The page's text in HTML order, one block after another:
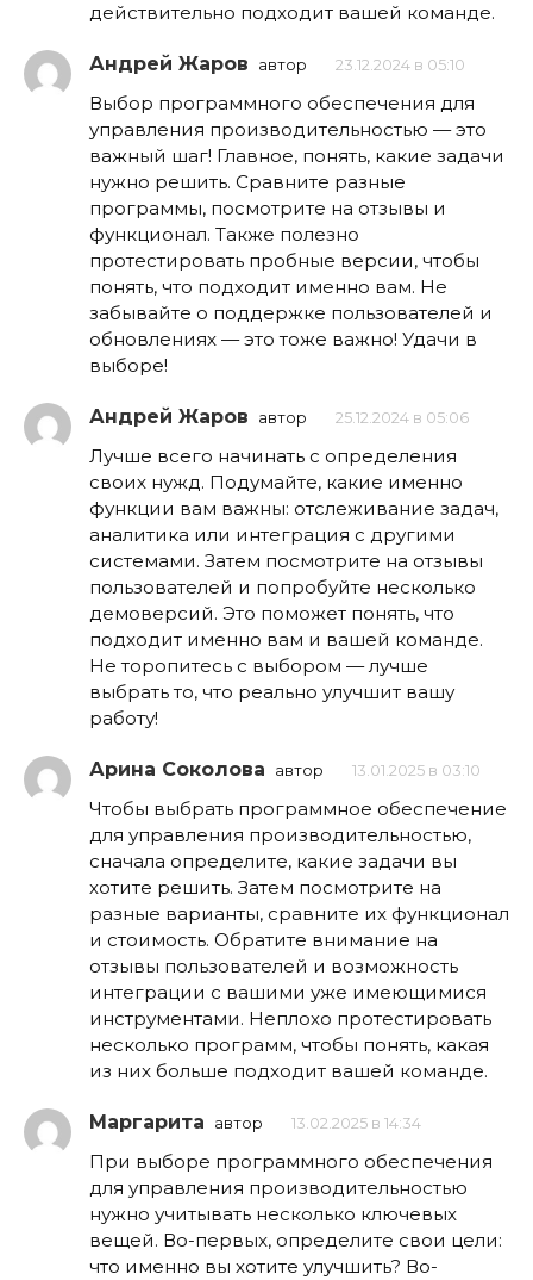
действительно подходит вашей команде.
Андрей Жаров автор 23.12.2024 в 05:10
Выбор программного обеспечения для
управления производительностью — это
важный шаг! Главное, понять, какие задачи
нужно решить. Сравните разные
программы, посмотрите на отзывы и
функционал. Также полезно
протестировать пробные версии, чтобы
понять, что подходит именно вам. Не
забывайте о поддержке пользователей и
обновлениях — это тоже важно! Удачи в
выборе!
Андрей Жаров автор 25.12.2024 в 05:06
Лучше всего начинать с определения
своих нужд. Подумайте, какие именно
функции вам важны: отслеживание задач,
аналитика или интеграция с другими
системами. Затем посмотрите на отзывы
пользователей и попробуйте несколько
демоверсий. Это поможет понять, что
подходит именно вам и вашей команде.
Не торопитесь с выбором — лучше
выбрать то, что реально улучшит вашу
работу!
Арина Соколова автор 13.01.2025 в 03:10
Чтобы выбрать программное обеспечение
для управления производительностью,
сначала определите, какие задачи вы
хотите решить. Затем посмотрите на
разные варианты, сравните их функционал
и стоимость. Обратите внимание на
отзывы пользователей и возможность
интеграции с вашими уже имеющимися
инструментами. Неплохо протестировать
несколько программ, чтобы понять, какая
из них больше подходит вашей команде.
Маргарита автор 13.02.2025 в 14:34
При выборе программного обеспечения
для управления производительностью
нужно учитывать несколько ключевых
вещей. Во-первых, определите свои цели:
что именно вы хотите улучшить? Во-